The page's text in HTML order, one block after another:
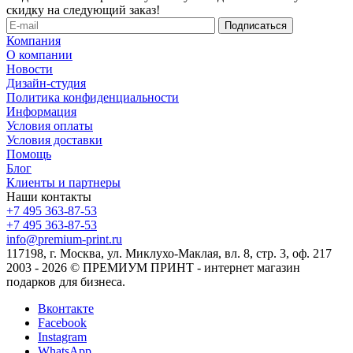
скидку на следующий заказ!
Компания
О компании
Новости
Дизайн-студия
Политика конфиденциальности
Информация
Условия оплаты
Условия доставки
Помощь
Блог
Клиенты и партнеры
Наши контакты
+7 495 363-87-53
+7 495 363-87-53
info@premium-print.ru
117198, г. Москва, ул. Миклухо-Маклая, вл. 8, стр. 3, оф. 217
2003 - 2026 © ПРЕМИУМ ПРИНТ - интернет магазин
подарков для бизнеса.
Вконтакте
Facebook
Instagram